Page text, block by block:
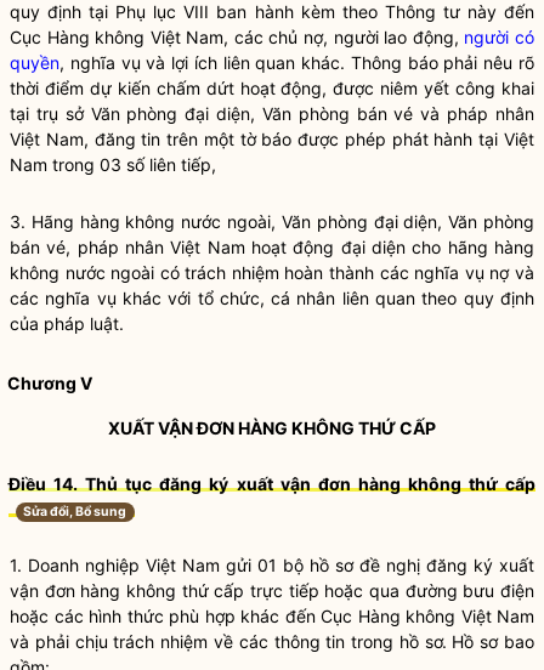
quy định tại Phụ lục VIII ban hành kèm theo Thông tư này đến
Cục Hàng không Việt Nam, các chủ nợ, người lao động, người có
quyền, nghĩa vụ và lợi ích liên quan khác. Thông báo phải nêu rõ
thời điểm dự kiến chấm dứt hoạt động, được niêm yết công khai
tại trụ sở Văn phòng đại diện, Văn phòng bán vé và pháp nhân
Việt Nam, đăng tin trên một tờ báo được phép phát hành tại Việt
Nam trong 03 số liên tiếp,
3. Hãng hàng không nước ngoài, Văn phòng đại diện, Văn phòng
bán vé, pháp nhân Việt Nam hoạt động đại diện cho hãng hàng
không nước ngoài có trách nhiệm hoàn thành các nghĩa vụ nợ và
các nghĩa vụ khác với tổ chức, cá nhân liên quan theo quy định
của pháp luật.
Chương V
XUẤTVẬN ĐƠN HÀNG KHÔNG THỨ CẤP
Điều 14. Thủ tục đăng ký xuấtvận đơn hàng không thứ cấp
Sửa đổi, Bổ sung
1. Doanh nghiệp Việt Nam gửi 01 bộ hồ sơ đề nghị đăng ký xuất
vận đơn hàng không thứ cấp trực tiếp hoặc qua đường bưu điện
hoặc các hình thức phù hợp khác đến Cục Hàng không Việt Nam
và phải chịu trách nhiệm về các thông tin trong hồ sơ. Hồ sơ bao